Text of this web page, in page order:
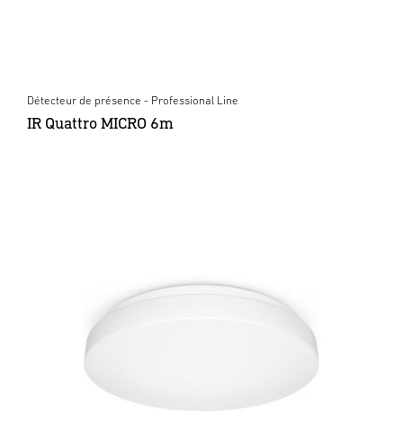
Détecteur de présence - Professional Line
IR Quattro MICRO 6m